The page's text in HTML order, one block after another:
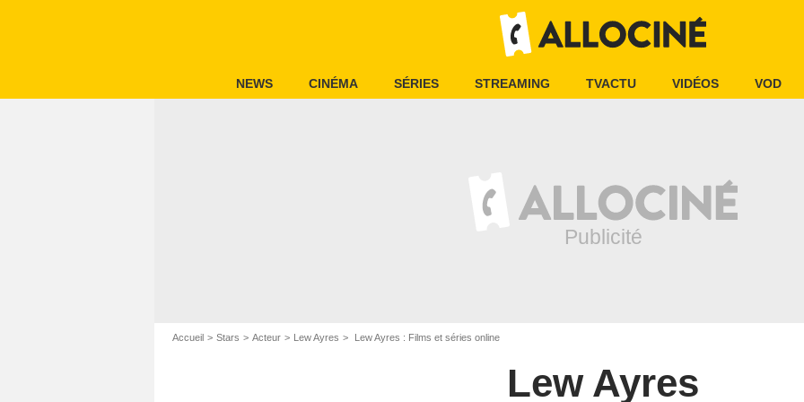
NEWS CINÉMA SÉRIES STREAMING TVACTU VIDÉOS VOD
Accueil Stars Acteur Lew Ayres Lew Ayres : Films et séries online
Lew Ayres